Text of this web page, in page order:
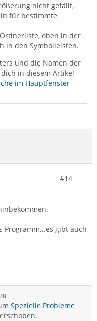
nicht gefällt,
für bestimmte
oben in der
in den Symbolleisten.
und die Namen der
in diesem Artikel
im Hauptfenster
#14
gibt auch
Spezielle Probleme